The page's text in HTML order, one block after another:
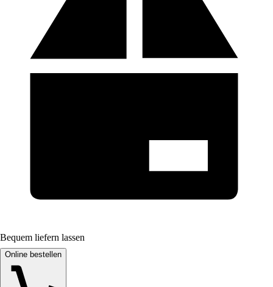
Bequem liefern lassen
Online bestellen